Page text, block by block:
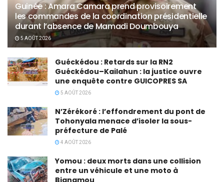
Guinée : Amara Camara prend provisoirement
les commandes de la coordination présidentielle
durant l’absence de Mamadi Doumbouya
5 AOÛT 2026
Guéckédou : Retards sur la RN2
Guéckédou–Kailahun : la justice ouvre
une enquête contre GUICOPRES SA
5 AOÛT 2026
N’Zérékoré : l’effondrement du pont de
Tohonyala menace d’isoler la sous-
préfecture de Palé
4 AOÛT 2026
Yomou : deux morts dans une collision
entre un véhicule et une moto à
Bignamou